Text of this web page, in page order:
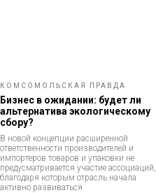
КОМСОМОЛЬСКАЯ ПРАВДА
Бизнес в ожидании: будет ли
альтернатива экологическому
сбору?
В новой концепции расширенной
ответственности производителей и
импортеров товаров и упаковки не
предусматривается участие ассоциаций,
благодаря которым отрасль начала
активно развиваться